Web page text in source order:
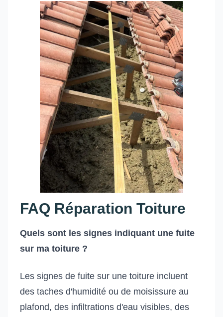
FAQ Réparation Toiture
Quels sont les signes indiquant une fuite
sur ma toiture ?
Les signes de fuite sur une toiture incluent
des taches d'humidité ou de moisissure au
plafond, des infiltrations d'eau visibles, des